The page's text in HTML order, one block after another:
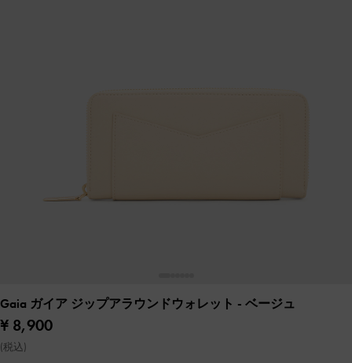
Gaia ガイア ジップアラウンドウォレット - ベージュ
¥ 8,900
(税込)